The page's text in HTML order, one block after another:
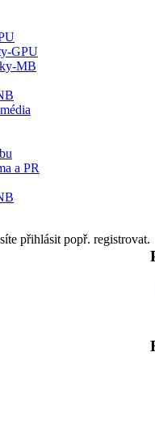
GPU
MB
a PR
přihlásit popř. registrovat.